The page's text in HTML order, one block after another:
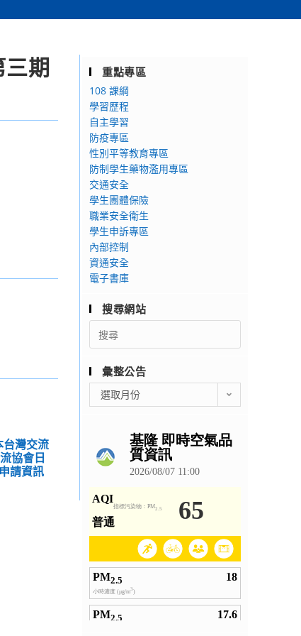
期
灣交流
協會日
請資訊
重點專區
108 課綱
學習歷程
自主學習
防疫專區
性別平等教育專區
防制學生藥物濫用專區
交通安全
學生團體保險
職業安全衛生
學生申訴專區
內部控制
資通安全
電子書庫
搜尋網站
Search
for:
彙整公告
整
選取月份